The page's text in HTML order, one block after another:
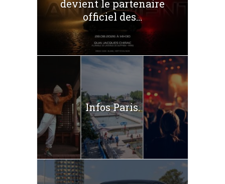
devient le partenaire
officiel des...
Infos Paris.